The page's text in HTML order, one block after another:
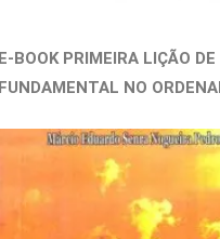
E-BOOK PRIMEIRA LIÇÃO
FUNDAMENTAL NO